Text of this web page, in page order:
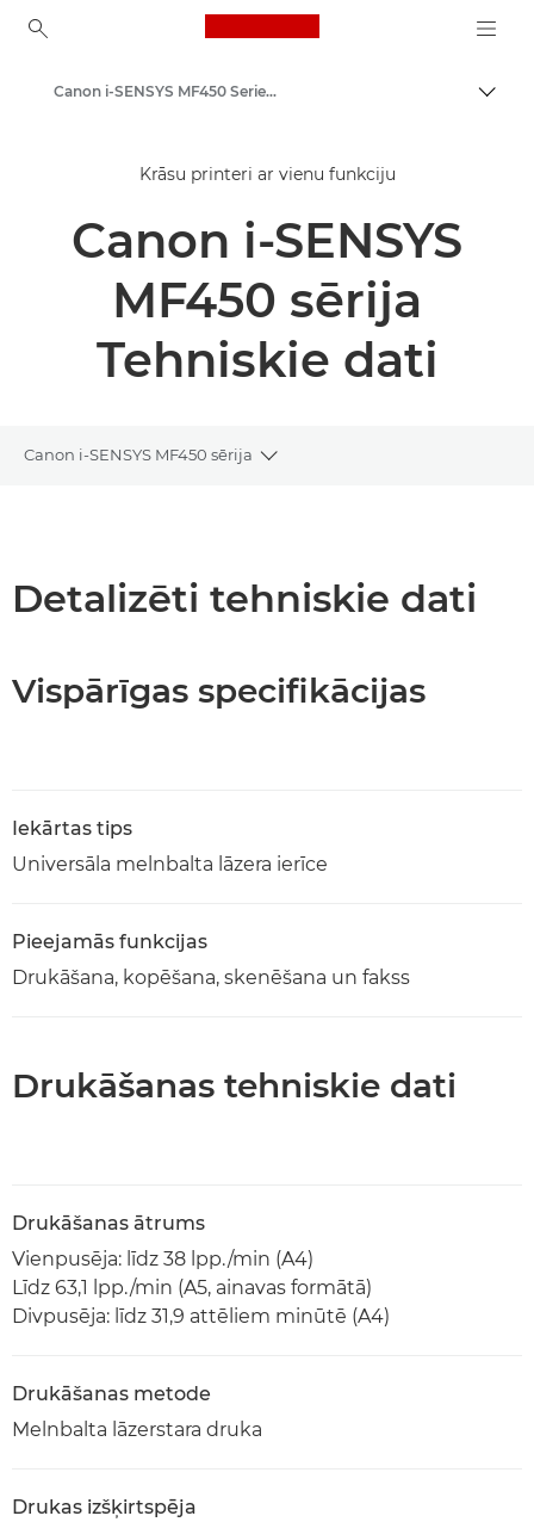
Canon Logo, back to
Risinājumi un pakalpojumi
Produkti uzņēmumiem
Daudzfunkciju printeri — universāli printeri
Daudzfunkciju melnbaltie printeri
Canon i-SENSYS MF450 Series - Multifunction Printers
Krāsu printeri ar vienu funkciju
Canon i-SENSYS
MF450 sērija
Tehniskie dati
Canon i-SENSYS MF450 sērija
Toggle breadcrumbs
Detalizēti tehniskie dati
Vispārīgas specifikācijas
Iekārtas tips
Universāla melnbalta lāzera ierīce
Pieejamās funkcijas
Drukāšana, kopēšana, skenēšana un fakss
Drukāšanas tehniskie dati
Drukāšanas ātrums
Vienpusēja: līdz 38 lpp./min (A4)
Līdz 63,1 lpp./min (A5, ainavas formātā)
Divpusēja: līdz 31,9 attēliem minūtē (A4)
Drukāšanas metode
Melnbalta lāzerstara druka
Drukas izšķirtspēja